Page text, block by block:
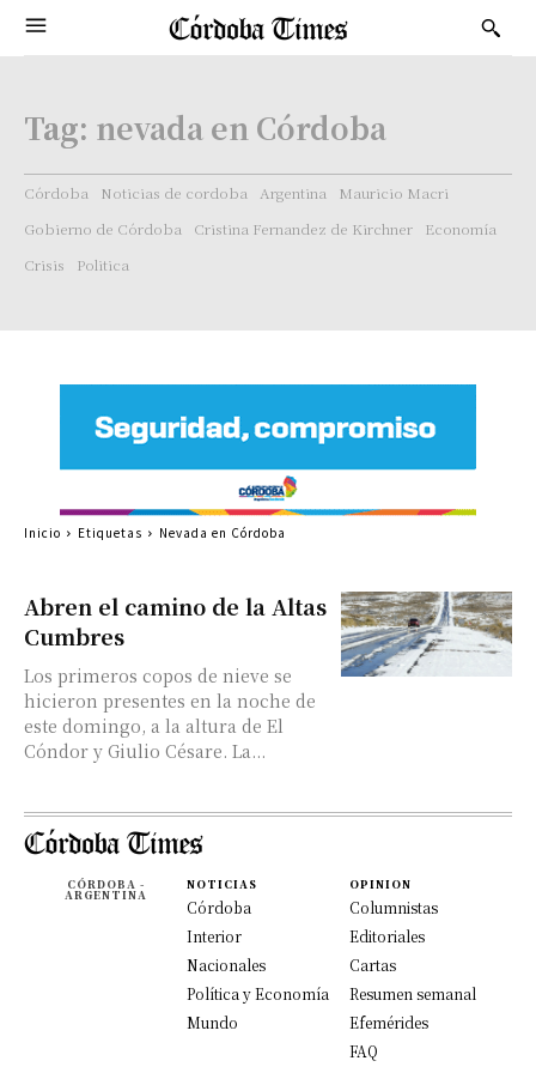
Tag: nevada en Córdoba
Córdoba Noticias de cordoba Argentina
Mauricio Macri
Gobierno de Córdoba
Cristina Fernandez de Kirchner
Economía
Crisis
Politica
Abren el camino de la Altas
Cumbres
Los primeros copos de nieve se
hicieron presentes en la noche de
este domingo, a la altura de El
Cóndor y Giulio Césare. La...
Inicio Etiquetas Nevada en Córdoba
CÓRDOBA -
ARGENTINA
NOTICIAS
Córdoba
Interior
Nacionales
Política y Economía
Mundo
OPINION
Columnistas
Editoriales
Cartas
Resumen semanal
Efemérides
FAQ